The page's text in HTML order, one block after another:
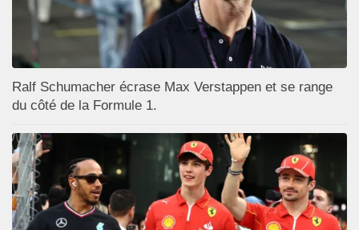
Ralf Schumacher écrase Max Verstappen et se range
du côté de la Formule 1.